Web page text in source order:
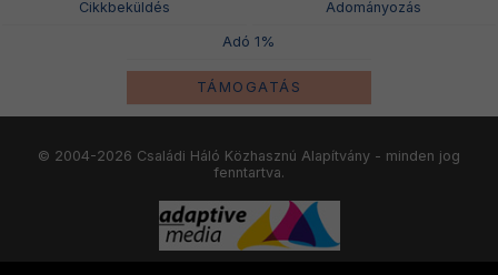
Cikkbeküldés Adományozás
Adó 1%
TÁMOGATÁS
© 2004-2026 Családi Háló Közhasznú Alapítvány - minden jog
fenntartva.